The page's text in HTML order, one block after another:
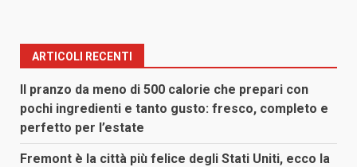
ARTICOLI RECENTI
Il pranzo da meno di 500 calorie che prepari con
pochi ingredienti e tanto gusto: fresco, completo e
perfetto per l’estate
Fremont è la città più felice degli Stati Uniti, ecco la